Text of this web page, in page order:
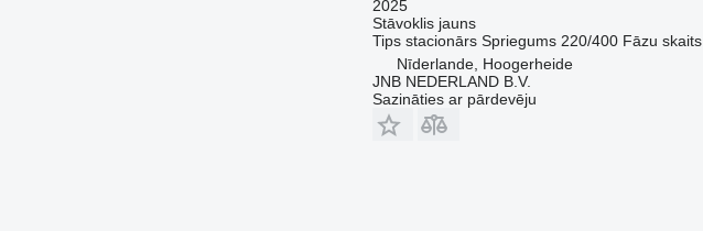
2025
Stāvoklisjauns
Tips stacionārs Spriegums 220/400 Fāzu skaits
Nīderlande, Hoogerheide
JNB NEDERLAND B.V.
Sazināties ar pārdevēju